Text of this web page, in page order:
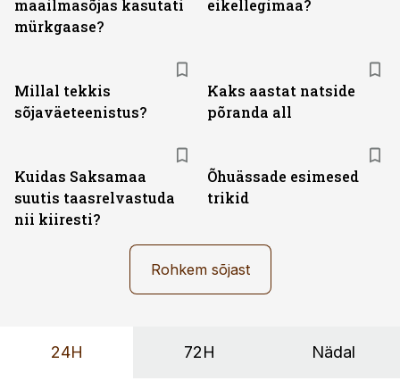
maailmasõjas kasutati
mürkgaase?
eikellegimaa?
Millal tekkis
sõjaväeteenistus?
Kaks aastat natside
põranda all
Kuidas Saksamaa
suutis taasrelvastuda
nii kiiresti?
Õhuässade esimesed
trikid
Rohkem sõjast
24H 72H Nädal